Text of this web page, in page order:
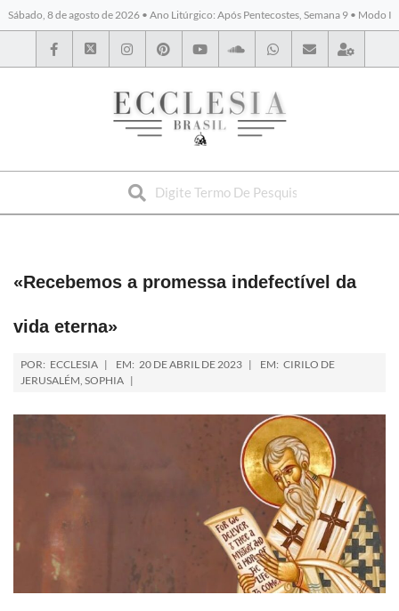
Sábado, 8 de agosto de 2026 • Ano Litúrgico: Após Pentecostes, Semana 9 • Modo I
BYBLOS
«Recebemos a promessa indefectível da
vida eterna»
POR: ECCLESIA EM: 20 DE ABRIL DE 2023 EM: CIRILO DE
JERUSALÉM, SOPHIA